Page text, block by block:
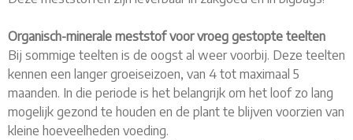
Organisch-minerale meststof voor vroeg gestopte teelten
Bij sommige teelten is de oogst al weer voorbij. Deze teelten
kennen een langer groeiseizoen, van 4 tot maximaal 5
maanden. In die periode is het belangrijk om het loof zo lang
mogelijk gezond te houden en de plant te blijven voorzien van
kleine hoeveelheden voeding.